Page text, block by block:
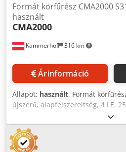
Kammerhof 316 km
Formát körfűrész CMA2000
használt
CMA2000
Árinformáció
Állapot: használt, Formát
újszerű, alapfelszereltség, 4 LE,
400 kg Árváltoztatás, tévedések,
hibák jogát fenntartjuk.